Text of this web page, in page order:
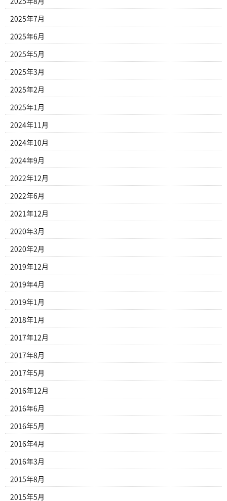
2025年7月
2025年6月
2025年5月
2025年3月
2025年2月
2025年1月
2024年11月
2024年10月
2024年9月
2022年12月
2022年6月
2021年12月
2020年3月
2020年2月
2019年12月
2019年4月
2019年1月
2018年1月
2017年12月
2017年8月
2017年5月
2016年12月
2016年6月
2016年5月
2016年4月
2016年3月
2015年8月
2015年5月